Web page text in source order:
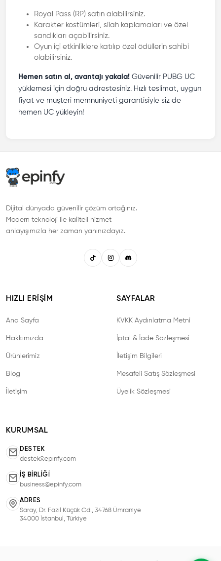
Royal Pass (RP) satın alabilirsiniz.
Karakter kostümleri, silah kaplamaları ve özel
sandıkları açabilirsiniz.
Oyun içi etkinliklere katılıp özel ödüllerin sahibi
olabilirsiniz.
Hemen satın al, avantajı yakala! Güvenilir PUBG UC
yüklemesi için doğru adrestesiniz. Hızlı teslimat, uygun
fiyat ve müşteri memnuniyeti garantisiyle siz de
hemen UC yükleyin!
Dijital dünyada güvenilir çözüm ortağınız.
Modern teknoloji ile kaliteli hizmet
anlayışımızla her zaman yanınızdayız.
HIZLI ERIŞIM
Ana Sayfa
Hakkımızda
Ürünlerimiz
Blog
İletişim
SAYFALAR
KVKK Aydınlatma Metni
İptal & İade Sözleşmesi
İletişim Bilgileri
Mesafeli Satış Sözleşmesi
Üyelik Sözleşmesi
KURUMSAL
DESTEK
destek@epinfy.com
İŞ BIRLIĞI
business@epinfy.com
ADRES
Saray, Dr. Fazıl Küçük Cd., 34768 Ümraniye
34000 İstanbul, Türkiye